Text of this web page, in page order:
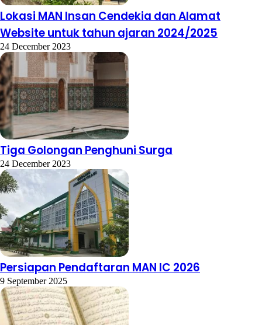
Lokasi MAN Insan Cendekia dan Alamat
Website untuk tahun ajaran 2024/2025
24 December 2023
Tiga Golongan Penghuni Surga
24 December 2023
Persiapan Pendaftaran MAN IC 2026
9 September 2025